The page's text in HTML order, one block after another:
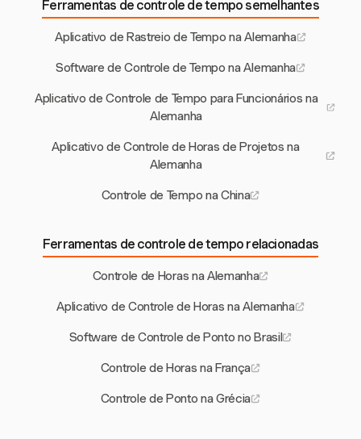
Ferramentas de controle de tempo semelhantes
Aplicativo de Rastreio de Tempo na Alemanha
Software de Controle de Tempo na Alemanha
Aplicativo de Controle de Tempo para Funcionários na
Alemanha
Aplicativo de Controle de Horas de Projetos na
Alemanha
Controle de Tempo na China
Ferramentas de controle de tempo relacionadas
Controle de Horas na Alemanha
Aplicativo de Controle de Horas na Alemanha
Software de Controle de Ponto no Brasil
Controle de Horas na França
Controle de Ponto na Grécia